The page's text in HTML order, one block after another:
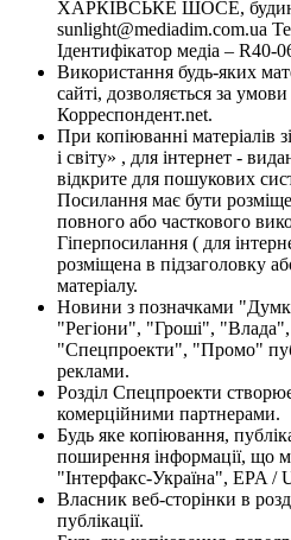
ХАРКІВСЬКЕ ШОСЕ,
sunlight@mediadim.com.ua
Ідентифікатор медіа – R40-
Використання будь-яких
сайті, дозволяється за
Корреспондент.net.
При копіюванні матеріалів
і світу» , для інтернет -
відкрите для пошукових
Посилання має бути
повного або часткового
Гіперпосилання ( для
розміщена в підзаголовку
матеріалу.
Новини з позначками
"Регіони", "Гроші",
"Спецпроекти", "Промо"
реклами.
Розділ Спецпроекти
комерційними партнерами.
Будь яке копіювання,
поширення інформації, що
"Інтерфакс-Україна", EPA /
Власник веб-сторінки в
публікації.